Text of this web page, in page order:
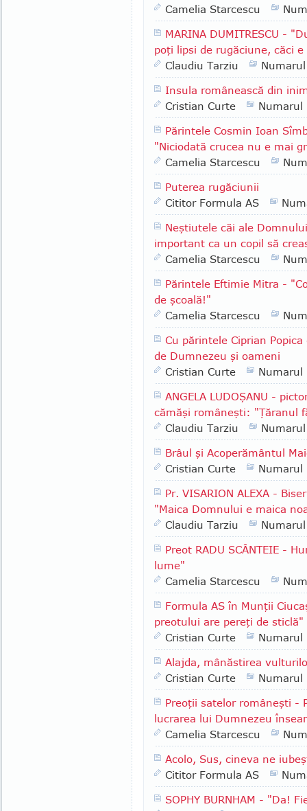
Camelia Starcescu
MARINA DUMITRESCU -
poţi lipsi de rugăciune, căci
Claudiu Tarziu
Insula românească din
Cristian Curte
Numarul
Părintele Cosmin Ioan
"Niciodată crucea nu e mai
Camelia Starcescu
Puterea rugăciunii
Cititor Formula AS
Neştiutele căi ale
important ca un copil să
Camelia Starcescu
Părintele Eftimie Mitra -
de şcoală!"
Camelia Starcescu
Cu părintele Ciprian
de Dumnezeu şi oameni
Cristian Curte
Numarul
ANGELA LUDOŞANU -
cămăşi româneşti: "Ţăranul
Claudiu Tarziu
Brâul şi Acoperământul
Cristian Curte
Numarul
Pr. VISARION ALEXA -
"Maica Domnului e maica
Claudiu Tarziu
Preot RADU SCÂNTEIE -
lume"
Camelia Starcescu
Formula AS în Munţii
preotului are pereţi de sticlă"
Cristian Curte
Numarul
Alajda, mânăstirea
Cristian Curte
Numarul
Preoţii satelor româneşti -
lucrarea lui Dumnezeu
Camelia Starcescu
Acolo, Sus, cineva ne
Cititor Formula AS
SOPHY BURNHAM - "Da!